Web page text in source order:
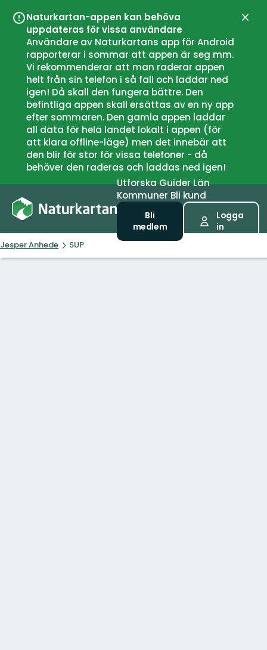
Naturkartan-appen kan behöva
uppdateras för vissa användare
Användare av Naturkartans app för Android
rapporterar i sommar att appen är seg mm.
Vi rekommenderar att man raderar appen
helt från sin telefon i så fall och laddar ned
igen! Då skall den fungera bättre. Den
befintliga appen skall ersättas av en ny app
efter sommaren. Den gamla appen laddar
all data för hela landet lokalt i appen (för
att klara offline-läge) men det innebär att
den blir för stor för vissa telefoner - då
behöver den raderas och laddas ned igen!
UtforskaGuiderLän
Kommuner Bli kund
Bli
medlem
Logga
in
Jesper Anhede SUP